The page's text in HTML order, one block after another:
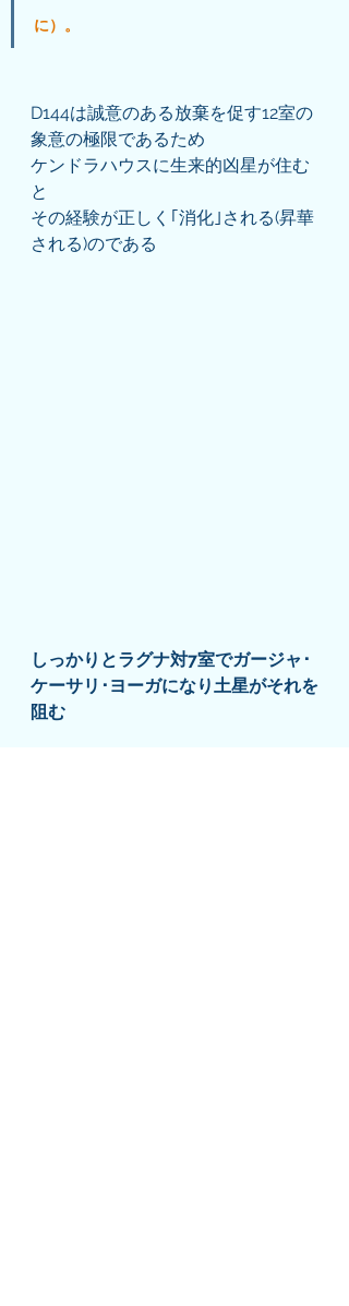
に）。
D144は誠意のある放棄を促す12室の
象意の極限であるため
ケンドラハウスに生来的凶星が住む
と
その経験が正しく｢消化｣される(昇華
される)のである
しっかりとラグナ対7室でガージャ･
ケーサリ･ヨーガになり土星がそれを
阻む